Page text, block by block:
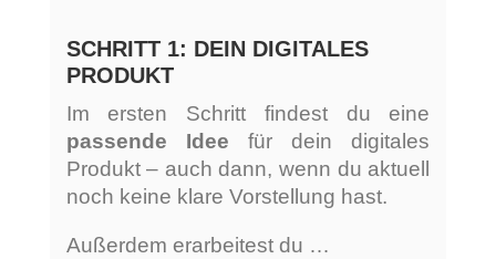
SCHRITT 1: DEIN DIGITALES
PRODUKT
Im ersten Schritt findest du eine
passende Idee für dein digitales
Produkt – auch dann, wenn du aktuell
noch keine klare Vorstellung hast.
Außerdem erarbeitest du …